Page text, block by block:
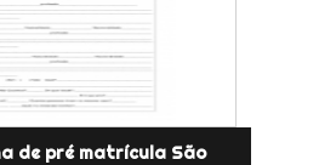
de pré matrícula São